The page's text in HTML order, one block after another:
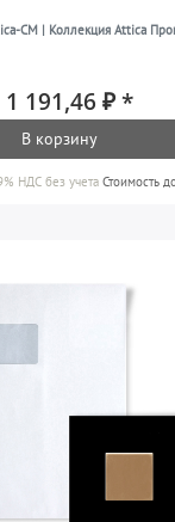
CM | Коллекция Attica
1 191,46 ₽ *
В корзину
НДС без учета Стоимость